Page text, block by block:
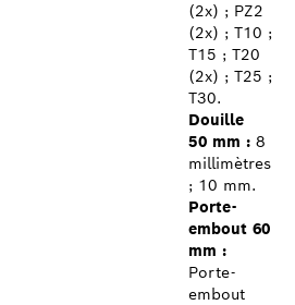
(2x) ; PZ2
(2x) ; T10 ;
T15 ; T20
(2x) ; T25 ;
T30.
Douille
50 mm : 8
millimètres
; 10 mm.
Porte-
embout 60
mm :
Porte-
embout